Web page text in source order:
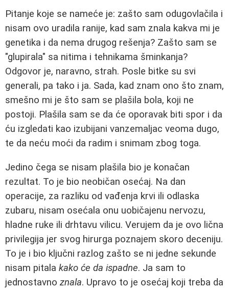
Pitanje koje se nameće je: zašto sam odugovlačila i
nisam ovo uradila ranije, kad sam znala kakva mi je
genetika i da nema drugog rešenja? Zašto sam se
"glupirala" sa nitima i tehnikama šminkanja?
Odgovor je, naravno, strah. Posle bitke su svi
generali, pa tako i ja. Sada, kad znam ono što znam,
smešno mi je što sam se plašila bola, koji ne
postoji. Plašila sam se da će oporavak biti spor i da
ću izgledati kao izubijani vanzemaljac veoma dugo,
te da neću moći da radim i snimam zbog toga.
Jedino čega se nisam plašila bio je konačan
rezultat. To je bio neobičan osećaj. Na dan
operacije, za razliku od vađenja krvi ili odlaska
zubaru, nisam osećala onu uobičajenu nervozu,
hladne ruke ili drhtavu vilicu. Verujem da je ovo lična
privilegija jer svog hirurga poznajem skoro deceniju.
To je i bio ključni razlog zašto se ni jedne sekunde
nisam pitala kako će da ispadne. Ja sam to
jednostavno znala. Upravo to je osećaj koji treba da